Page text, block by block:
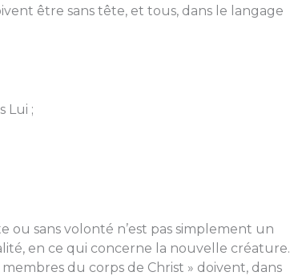
être sans tête, et tous, dans le langage
Lui ;
ou sans volonté n’est pas simplement un
en ce qui concerne la nouvelle créature.
du corps de Christ » doivent, dans